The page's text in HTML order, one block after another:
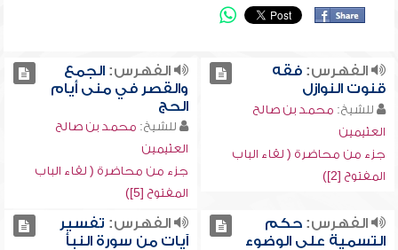
الفهرس:فقه
قنوت النوازل
للشيخ: محمد بن صالح
العثيمين
جزء من محاضرة ( لقاء الباب
المفتوح [2])
الفهرس:الجمع
والقصر في منى أيام
الحج
للشيخ: محمد بن صالح
العثيمين
جزء من محاضرة ( لقاء الباب
المفتوح [5])
الفهرس:حكم
التسمية على الوضوء
الفهرس: تفسير
آيات من سورة النبأ